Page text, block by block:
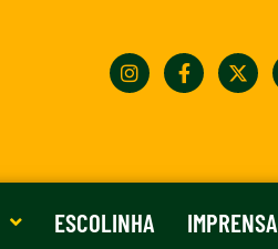
ESCOLINHA IMPRENSA